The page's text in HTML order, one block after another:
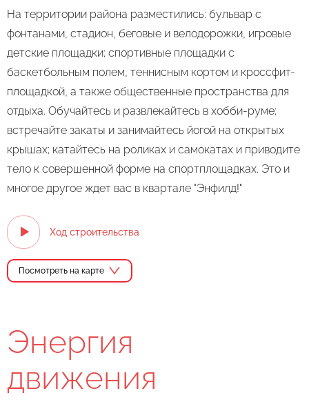
На территории района разместились: бульвар с
фонтанами, стадион, беговые и велодорожки, игровые
детские площадки; спортивные площадки с
баскетбольным полем, теннисным кортом и кроссфит-
площадкой, а также общественные пространства для
отдыха. Обучайтесь и развлекайтесь в хобби-руме;
встречайте закаты и занимайтесь йогой на открытых
крышах; катайтесь на роликах и самокатах и приводите
тело к совершенной форме на спортплощадках. Это и
многое другое ждет вас в квартале "Энфилд!"
Посмотреть на карте
Ход строительства
Энергия
движения